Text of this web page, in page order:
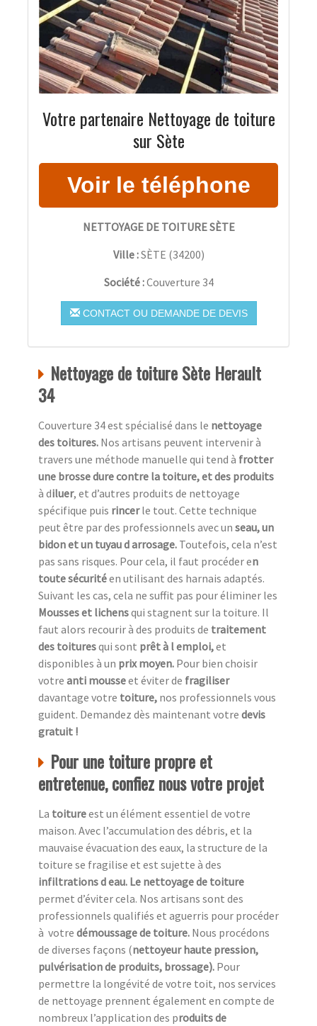
Votre partenaire Nettoyage de toiture
sur Sète
NETTOYAGE DE TOITURE SÈTE
Ville :SÈTE (34200)
Société :Couverture 34
CONTACT OU DEMANDE DE DEVIS
Nettoyage de toiture Sète Herault
34
Couverture 34 est spécialisé dans le nettoyage
des toitures. Nos artisans peuvent intervenir à
travers une méthode manuelle qui tend à frotter
une brosse dure contre la toiture, et des produits
à diluer, et d’autres produits de nettoyage
spécifique puis rincerle tout. Cette technique
peut être par des professionnels avec un seau, un
bidon et un tuyau d arrosage. Toutefois, cela n’est
pas sans risques. Pour cela, il faut procéder en
toute sécuritéen utilisant des harnais adaptés.
Suivant les cas, cela ne suffit pas pour éliminer les
Mousses et lichensqui stagnent sur la toiture. Il
faut alors recourir à des produits de traitement
des toituresqui sont prêt à l emploi,et
disponibles à un prix moyen. Pour bien choisir
votre anti mousseet éviter de fragiliser
davantage votre toiture, nos professionnels vous
guident. Demandez dès maintenant votre devis
gratuit !
Pour une toiture propre et
entretenue, confiez nous votre projet
La toitureest un élément essentiel de votre
maison. Avec l’accumulation des débris, et la
mauvaise évacuation des eaux, la structure de la
toiture se fragilise et est sujette à des
infiltrations d eau. Le nettoyage de toiture
permet d’éviter cela. Nos artisans sont des
professionnels qualifiés et aguerris pour procéder
à votre démoussage de toiture. Nous procédons
de diverses façons (nettoyeur haute pression,
pulvérisation de produits, brossage). Pour
permettre la longévité de votre toit, nos services
de nettoyage prennent également en compte de
nombreux l’application des produits de